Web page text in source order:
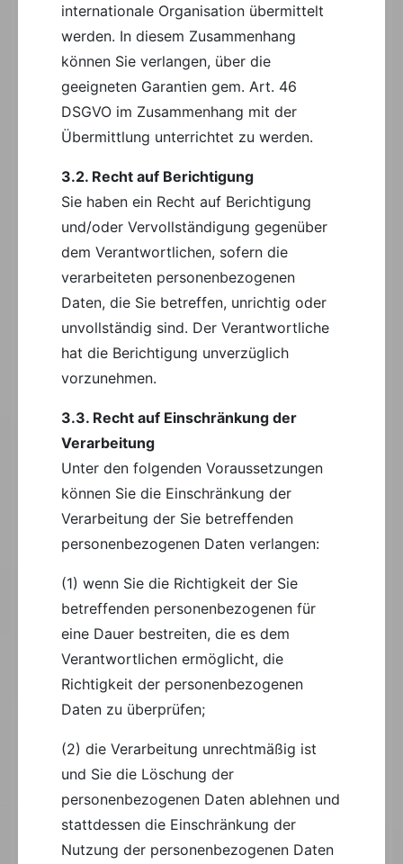
internationale Organisation übermittelt
werden. In diesem Zusammenhang
können Sie verlangen, über die
geeigneten Garantien gem. Art. 46
DSGVO im Zusammenhang mit der
Übermittlung unterrichtet zu werden.
3.2. Recht auf Berichtigung
Sie haben ein Recht auf Berichtigung
und/oder Vervollständigung gegenüber
dem Verantwortlichen, sofern die
verarbeiteten personenbezogenen
Daten, die Sie betreffen, unrichtig oder
unvollständig sind. Der Verantwortliche
hat die Berichtigung unverzüglich
vorzunehmen.
3.3. Recht auf Einschränkung der
Verarbeitung
Unter den folgenden Voraussetzungen
können Sie die Einschränkung der
Verarbeitung der Sie betreffenden
personenbezogenen Daten verlangen:
(1) wenn Sie die Richtigkeit der Sie
betreffenden personenbezogenen für
eine Dauer bestreiten, die es dem
Verantwortlichen ermöglicht, die
Richtigkeit der personenbezogenen
Daten zu überprüfen;
(2) die Verarbeitung unrechtmäßig ist
und Sie die Löschung der
personenbezogenen Daten ablehnen und
stattdessen die Einschränkung der
Nutzung der personenbezogenen Daten